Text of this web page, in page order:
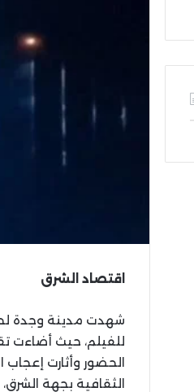
اقتصاد الشرق
شهدت مدينة وجدة
للفيلم، حيث أضاءت
الحضور وأثارت
الثقافية بجهة